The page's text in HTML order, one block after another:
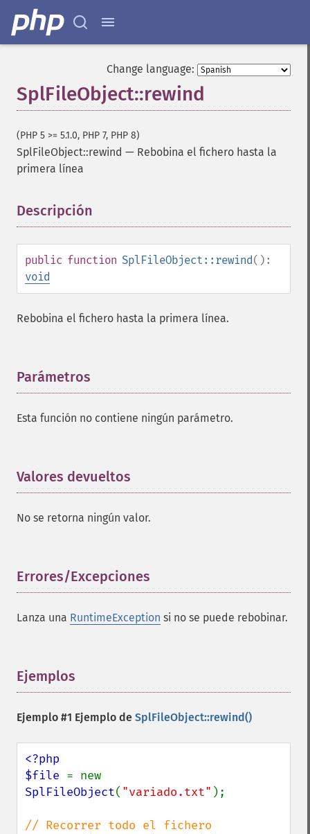
Change language:
SplFileObject::rewind
(PHP 5 >= 5.1.0, PHP 7, PHP 8)
SplFileObject::rewind — Rebobina el fichero hasta la
primera línea
Descripción
public function SplFileObject::rewind():
void
Rebobina el fichero hasta la primera línea.
Parámetros
Esta función no contiene ningún parámetro.
Valores devueltos
No se retorna ningún valor.
Errores/Excepciones
Lanza una RuntimeException si no se puede rebobinar.
Ejemplos
Ejemplo #1 Ejemplo de SplFileObject::rewind()
<?php
$file
SplFileObject( "variado.txt" );